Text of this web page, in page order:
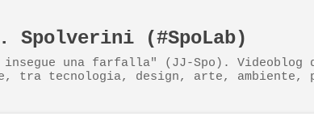
(#SpoLab)
insegue una farfalla" (JJ-Spo).
tra tecnologia, design, arte,